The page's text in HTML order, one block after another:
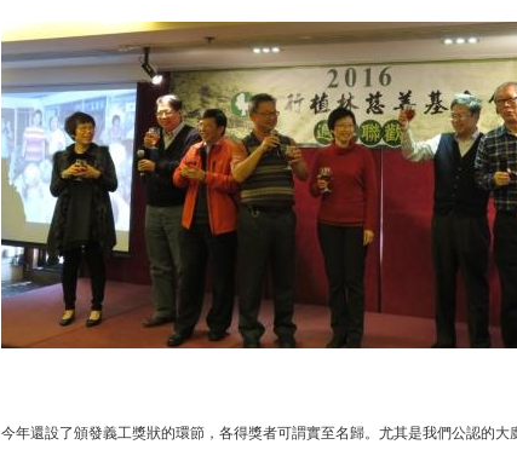
今年還設了頒發義工獎狀的環節，各得獎者可謂實至名歸。尤其是我們公認的大